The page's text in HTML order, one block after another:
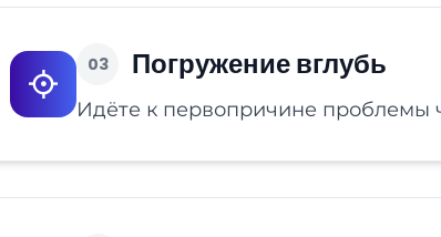
03 Погружение вглубь
Идёте к первопричине проблемы